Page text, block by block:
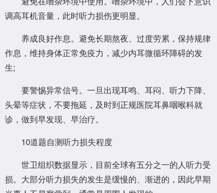
调高耳机音量，此时听力损伤更明显。
养成良好作息。避免长期熬夜、过度劳累，保持规律
作息，维持身体正常免疫力，减少内耳微循环障碍的发
生;
要警惕异常信号。一旦出现耳鸣、耳闷、听力下降、
头晕等症状，不要拖延，及时到正规医院耳鼻咽喉科就
诊，做到早发现、早治疗。
10道题自测听力损失程度
世卫组织数据显示，目前全球有五分之一的人听力受
损。大部分听力损失的发生是缓慢的、渐进的，因此早期